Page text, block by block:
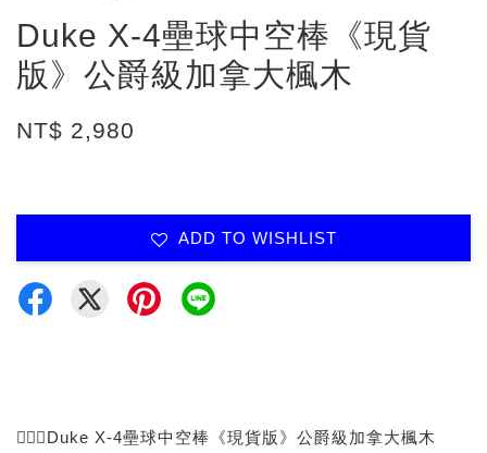
Duke X-4壘球中空棒《現貨
版》公爵級加拿大楓木
NT$ 2,980
ADD TO WISHLIST
🙅🏻‍♂️Duke X-4壘球中空棒《現貨版》公爵級加拿大楓木